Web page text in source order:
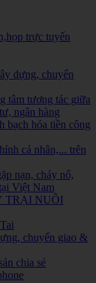
trực tuyến
dựng, chuyển
tâm tương tác giữa
ngân hàng
bạch hóa tiền công
cá nhân,... trên
nạn, cháy nổ,
Việt Nam
TRẠI NUÔI
chuyển giao &
chia sẻ